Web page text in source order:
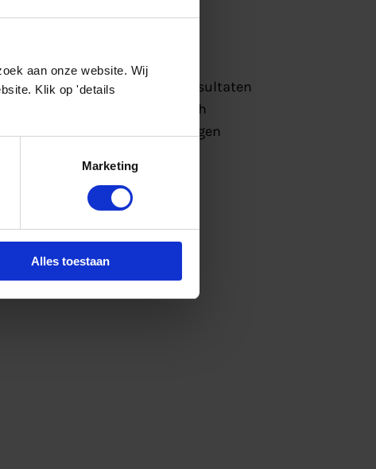
aan onze website. Wij
Klik op 'details
Marketing
Alles toestaan
financiering, uitvoering, resultaten
Platform en strategisch
overheden en kennisinstellingen
van Nederland.